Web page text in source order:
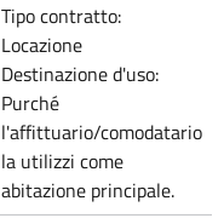
Tipo contratto:
Locazione
Destinazione d'uso:
Purché
l'affittuario/comodatario
la utilizzi come
abitazione principale.